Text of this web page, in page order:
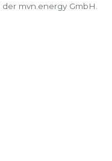
mvn.energy GmbH.